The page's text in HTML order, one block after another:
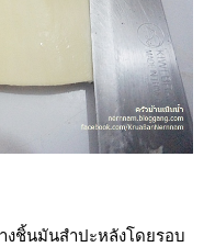
ชิ้นมันสำปะหลังโดยรอบ